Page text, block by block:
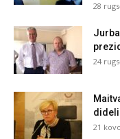
28
24
21